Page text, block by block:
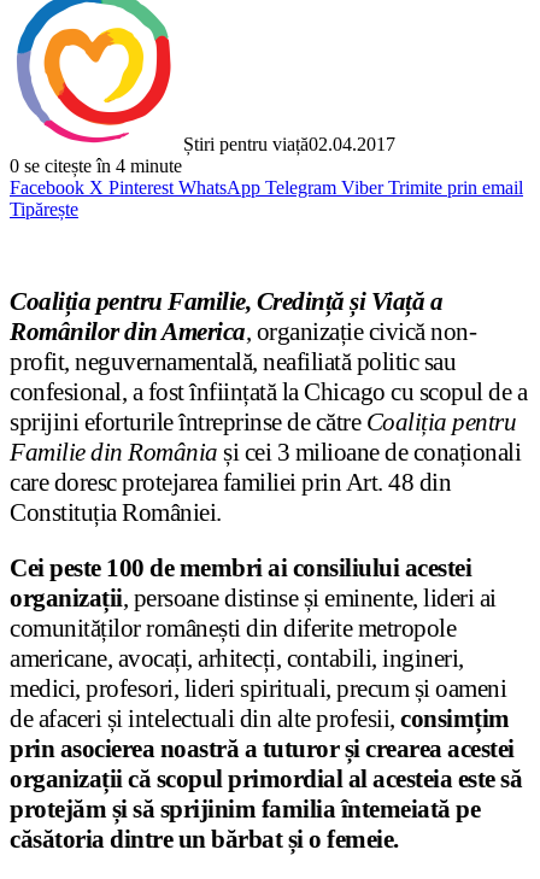
Știri pentru viață02.04.2017
0 se citește în 4 minute
Facebook X Pinterest WhatsApp Telegram Viber Trimite prin email
Tipărește
Coaliția pentru Familie, Credință și Viață a
Românilor din America, organizație civică non-
profit, neguvernamentală, neafiliată politic sau
confesional, a fost înființată la Chicago cu scopul de a
sprijini eforturile întreprinse de către Coaliția pentru
Familie din România și cei 3 milioane de conaționali
care doresc protejarea familiei prin Art. 48 din
Constituția României.
Cei peste 100 de membri ai consiliului acestei
organizații, persoane distinse și eminente, lideri ai
comunităților românești din diferite metropole
americane, avocați, arhitecți, contabili, ingineri,
medici, profesori, lideri spirituali, precum și oameni
de afaceri și intelectuali din alte profesii, consimțim
prin asocierea noastră a tuturor și crearea acestei
organizații că scopul primordial al acesteia este să
protejăm și să sprijinim familia întemeiată pe
căsătoria dintre un bărbat și o femeie.